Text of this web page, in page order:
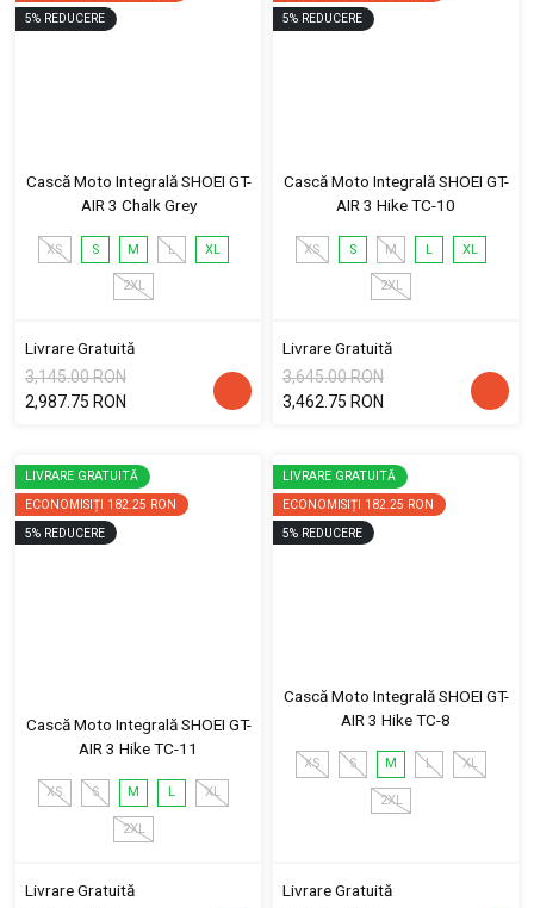
5% REDUCERE
Cască Moto Integrală SHOEI GT-
AIR 3 Chalk Grey
XS S M L XL
2XL
Livrare Gratuită
3,145.00 RON
2,987.75 RON
5% REDUCERE
Cască Moto Integrală SHOEI GT-
AIR 3 Hike TC-10
XS S M L XL
2XL
Livrare Gratuită
3,645.00 RON
3,462.75 RON
LIVRARE GRATUITĂ
ECONOMISIȚI 182.25 RON
5% REDUCERE
Cască Moto Integrală SHOEI GT-
AIR 3 Hike TC-11
XS S M L XL
2XL
Livrare Gratuită
LIVRARE GRATUITĂ
ECONOMISIȚI 182.25 RON
5% REDUCERE
Cască Moto Integrală SHOEI GT-
AIR 3 Hike TC-8
XS S M L XL
2XL
Livrare Gratuită